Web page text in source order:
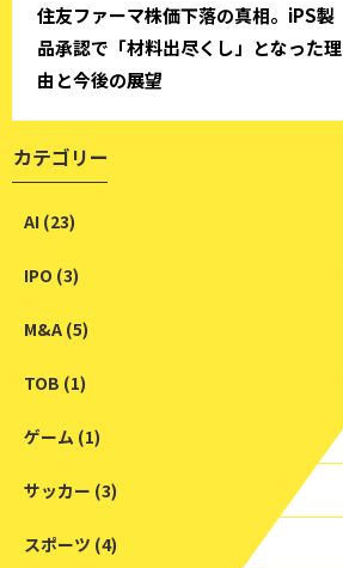
住友ファーマ株価下落の真相。iPS製
品承認で「材料出尽くし」となった理
由と今後の展望
カテゴリー
AI (23)
IPO (3)
M&A (5)
TOB (1)
ゲーム (1)
サッカー (3)
スポーツ (4)